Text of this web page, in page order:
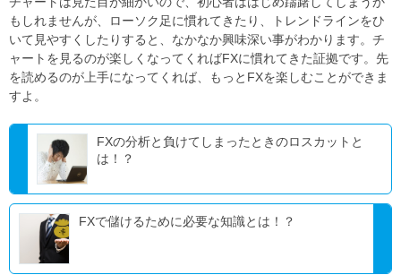
もしれませんが、ローソク足に慣れてきたり、トレンドラインをひ
いて見やすくしたりすると、なかなか興味深い事がわかります。チ
ャートを見るのが楽しくなってくればFXに慣れてきた証拠です。先
を読めるのが上手になってくれば、もっとFXを楽しむことができま
すよ。
FXの分析と負けてしまったときのロスカットと
は！？
FXで儲けるために必要な知識とは！？